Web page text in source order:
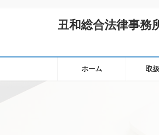
へ
ョ
丑和総合法律事務
ホーム 取